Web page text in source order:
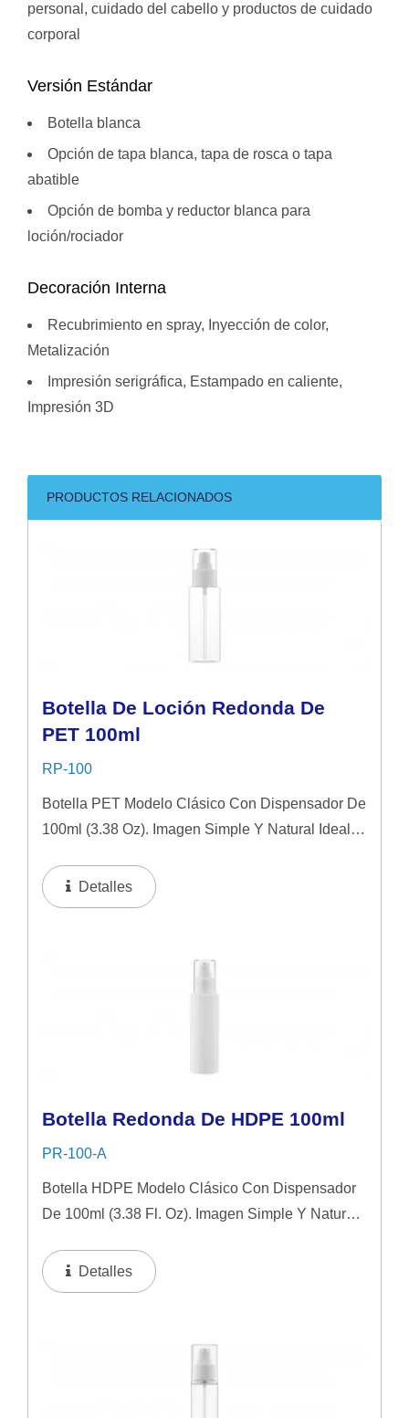
personal, cuidado del cabello y productos de cuidado
corporal
Versión Estándar
Botella blanca
Opción de tapa blanca, tapa de rosca o tapa
abatible
Opción de bomba y reductor blanca para
loción/rociador
Decoración Interna
Recubrimiento en spray, Inyección de color,
Metalización
Impresión serigráfica, Estampado en caliente,
Impresión 3D
PRODUCTOS RELACIONADOS
Botella De Loción Redonda De
PET 100ml
RP-100
Botella PET Modelo Clásico Con Dispensador De
100ml (3.38 Oz). Imagen Simple Y Natural Ideal
Media. Se Sugiere Aplicar En Líquido Y Loción.
Detalles
Botella Redonda De HDPE 100ml
PR-100-A
Botella HDPE Modelo Clásico Con Dispensador
De 100ml (3.38 Fl. Oz). Imagen Simple Y Natural
Gama Media. Se Sugiere Aplicar En Líquido,
Loción Y Gel.
Detalles